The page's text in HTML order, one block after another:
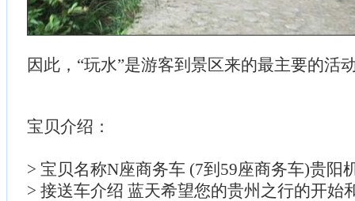
因此，“玩水”是游客到景区来的最主要的活
宝贝介绍：
> 宝贝名称N座商务车 (7到59座商务车)贵阳
> 接送车介绍 蓝天希望您的贵州之行的开始